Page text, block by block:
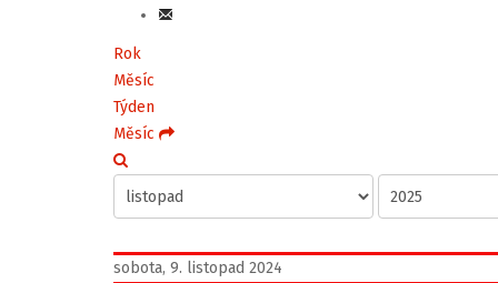
Rok
Měsíc
Týden
Měsíc
sobota, 9. listopad 2024